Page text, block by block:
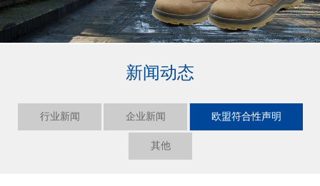
新闻动态
行业新闻 企业新闻 欧盟符合性声明
其他